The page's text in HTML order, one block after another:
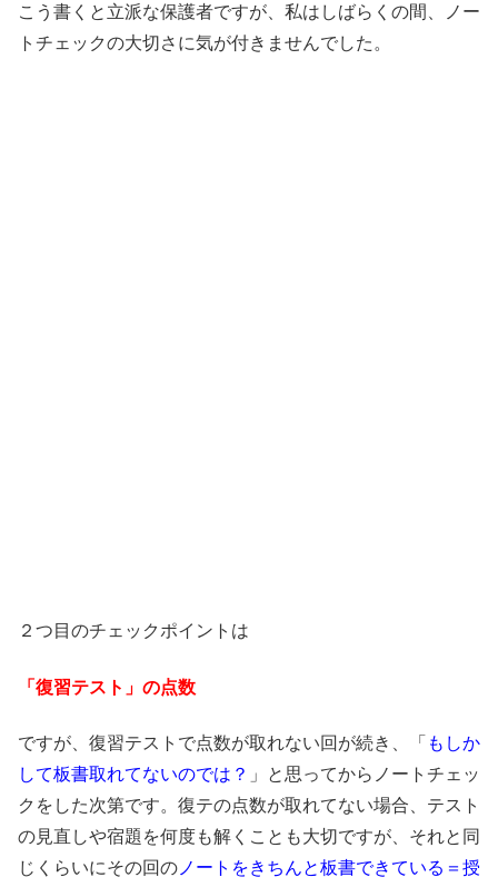
こう書くと立派な保護者ですが、私はしばらくの間、ノー
トチェックの大切さに気が付きませんでした。
２つ目のチェックポイントは
「復習テスト」の点数
ですが、復習テストで点数が取れない回が続き、「 もしか
して板書取れてないのでは？ 」と思ってからノートチェッ
クをした次第です。復テの点数が取れてない場合、テスト
の見直しや宿題を何度も解くことも大切ですが、それと同
じくらいにその回の ノートをきちんと板書できている＝授